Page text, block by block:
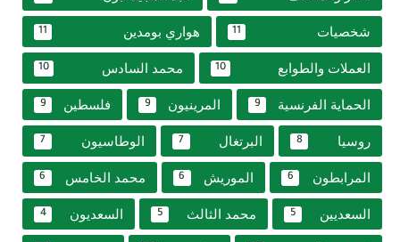
شخصيات 11 هواري بومدين 11
العملات والطوابع 10 محمد السادس 10
الحماية الفرنسية 9 المرينيون 9 فلسطين 9
روسيا 8 البرتغال 7 الوطاسيون 7
المرابطون 6 الموريش 6 محمد الخامس 6
السعديين 5 محمد الثالث 5 السعديون 4